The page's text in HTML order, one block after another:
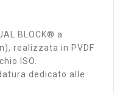
BLOCK® a
realizzata in PVDF
ISO.
dedicato alle